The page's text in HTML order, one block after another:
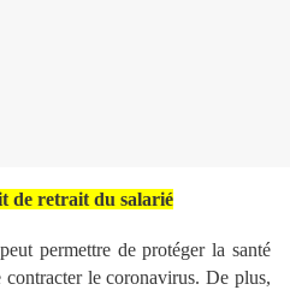
de retrait du salarié
permettre de protéger la santé
contracter le coronavirus. De plus,